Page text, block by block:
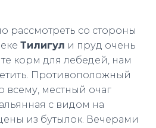
рассмотреть со стороны
Тилигул и пруд очень
корм для лебедей, нам
Противоположный
всему, местный очаг
с видом на
из бутылок. Вечерами